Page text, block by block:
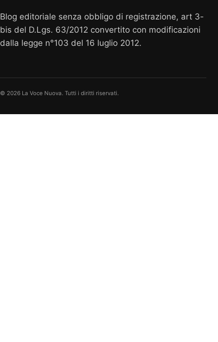
Blog editoriale senza obbligo di registrazione, art 3-
bis del D.Lgs. 63/2012 convertito con modificazioni
dalla legge n°103 del 16 luglio 2012.
© 2026 La Voce Nuova. Tutti i diritti riservati.